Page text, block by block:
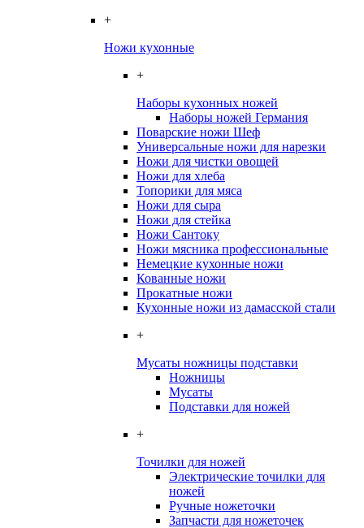
+
Ножи кухонные
+
Наборы кухонных ножей
Наборы ножей Германия
Поварские ножи Шеф
Универсальные ножи для нарезки
Ножи для чистки овощей
Ножи для хлеба
Топорики для мяса
Ножи для сыра
Ножи для стейка
Ножи Сантоку
Ножи мясника профессиональные
Немецкие кухонные ножи
Кованные ножи
Прокатные ножи
Кухонные ножи из дамасской стали
+
Мусаты ножницы подставки
Ножницы
Мусаты
Подставки для ножей
+
Точилки для ножей
Электрические точилки для
ножей
Ручные ножеточки
Запчасти для ножеточек